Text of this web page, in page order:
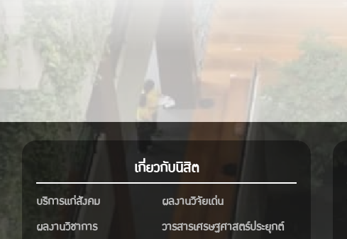
เกี่ยวกับนิสิต
บริการแก่สังคม
ผลงานวิจัยเด่น
ผลงานวิชาการ
วารสารเศรษฐศาสตร์ประยุกต์